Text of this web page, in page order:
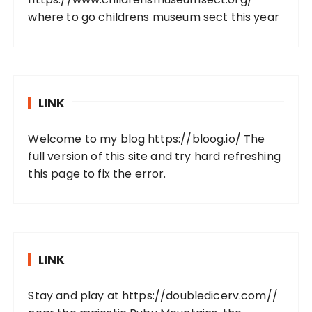
where to go childrens museum sect this year
LINK
Welcome to my blog https://bloog.io/ The
full version of this site and try hard refreshing
this page to fix the error.
LINK
Stay and play at https://doubledicerv.com//